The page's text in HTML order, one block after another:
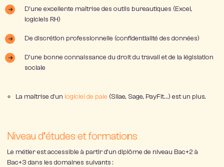
D’une excellente maîtrise des outils bureautiques (Excel,
logiciels RH)
De discrétion professionnelle (confidentialité des données)
D’une bonne connaissance du droit du travail et de la législation
sociale
La maîtrise d’un logiciel de paie (Silae, Sage, PayFit…) est un plus.
Niveau d’études et formations
Le métier est accessible à partir d’un diplôme de niveau Bac+2 à
Bac+3 dans les domaines suivants :